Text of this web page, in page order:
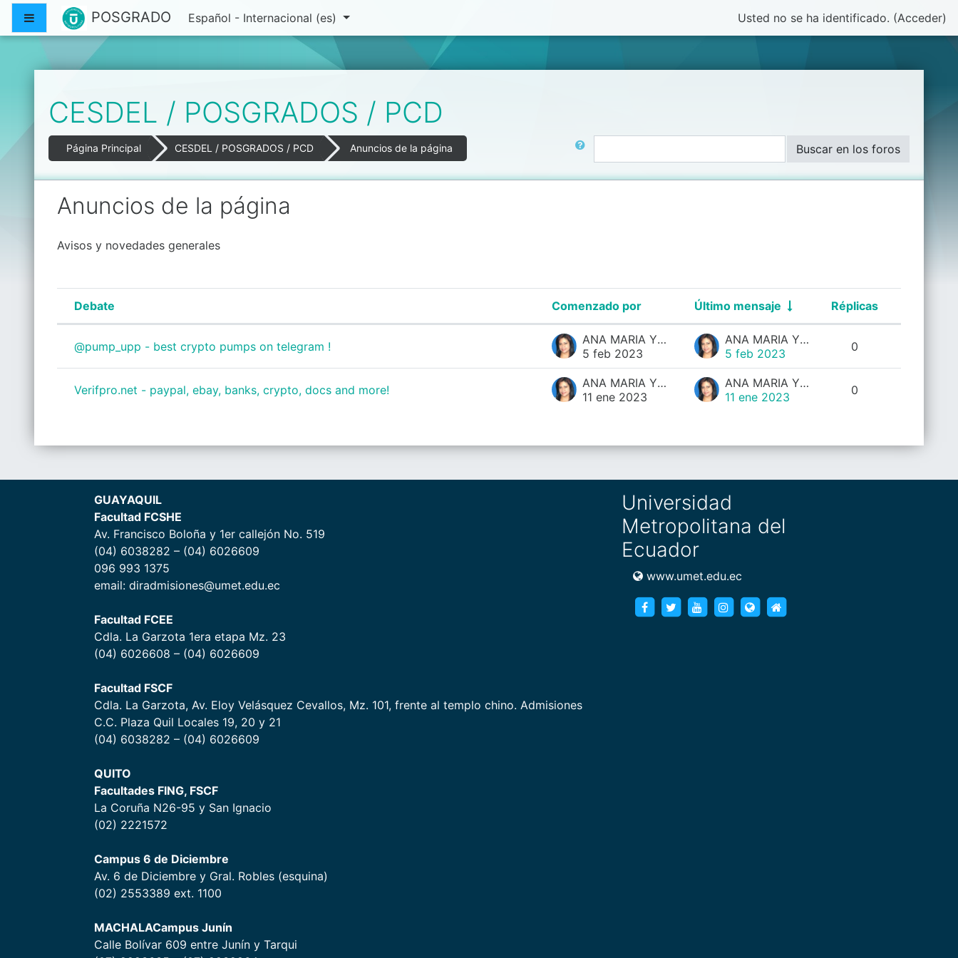
Salta al contenido principal
Panel lateralPOSGRADO Español - Internacional ‎(es)‎ Usted no se ha identificado. (Acceder)
CESDEL / POSGRADOS / PCD
Página Principal CESDEL / POSGRADOS / PCD Anuncios de la página
Buscar en los foros
Anuncios de la página
Avisos y novedades generales
Mostrando 2 de 2 discusiones
Estado
Debate Comenzado por Último mensaje
Réplicas
Acciones
@pump_upp - best crypto pumps on telegram !
ANA MARIA YEPEZ YEPEZ
5 feb 2023
ANA MARIA YEPEZ YEPEZ
5 feb 2023
0
Verifpro.net - paypal, ebay, banks, crypto, docs and more!
ANA MARIA YEPEZ YEPEZ
11 ene 2023
ANA MARIA YEPEZ YEPEZ
11 ene 2023
0
GUAYAQUIL
Facultad FCSHE
Av. Francisco Boloña y 1er callejón No. 519
(04) 6038282 – (04) 6026609
096 993 1375
email: diradmisiones@umet.edu.ec
Facultad FCEE
Cdla. La Garzota 1era etapa Mz. 23
(04) 6026608 – (04) 6026609
Facultad FSCF
Cdla. La Garzota, Av. Eloy Velásquez Cevallos, Mz. 101, frente al templo chino. Admisiones
C.C. Plaza Quil Locales 19, 20 y 21
(04) 6038282 – (04) 6026609
QUITO
Facultades FING, FSCF
La Coruña N26-95 y San Ignacio
(02) 2221572
Campus 6 de Diciembre
Av. 6 de Diciembre y Gral. Robles (esquina)
(02) 2553389 ext. 1100
MACHALACampus Junín
Calle Bolívar 609 entre Junín y Tarqui
Universidad
Metropolitana del
Ecuador
www.umet.edu.ec
https://www.facebook.com/umet.edu/
https://twitter.com/umet_edu
https://goo.gl/brXWJp
https://www.instagram.com/umet_edu/
https://www.umet.edu.ec